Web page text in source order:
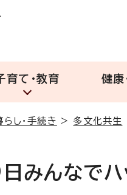
育て・教育 健康
らし・手続き > 多文化共生
みんなでハ